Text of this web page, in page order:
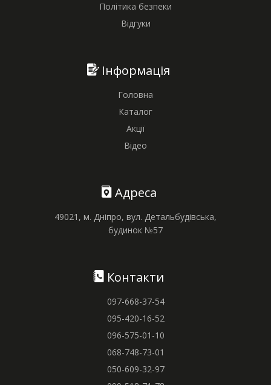
Політика безпеки
Відгуки
Інформація
Головна
Каталог
Акції
Відео
Адреса
49021, м. Дніпро, вул. Детальбудівська,
будинок №57
Контакти
097-668-37-54
095-420-16-52
096-575-01-10
068-748-73-01
050-609-32-97